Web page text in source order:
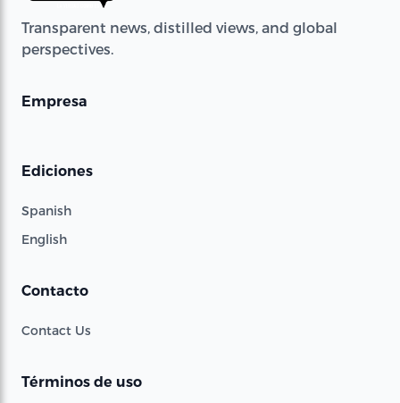
Transparent news, distilled views, and global
perspectives.
Empresa
Ediciones
Spanish
English
Contacto
Contact Us
Términos de uso